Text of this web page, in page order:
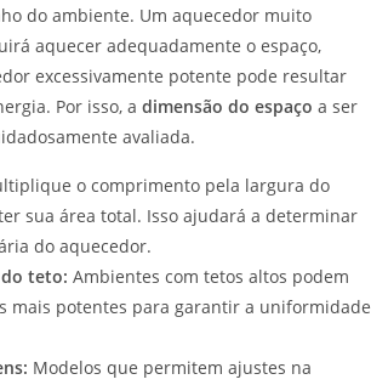
do ambiente. Um aquecedor muito
aquecer adequadamente o espaço,
excessivamente potente pode resultar
Por isso, a dimensão do espaço a ser
avaliada.
o comprimento pela largura do
sua área total. Isso ajudará a determinar
do aquecedor.
teto: Ambientes com tetos altos podem
mais potentes para garantir a uniformidade
Modelos que permitem ajustes na